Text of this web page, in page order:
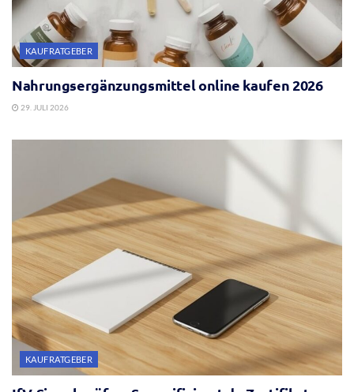
KAUFRATGEBER
Nahrungsergänzungsmittel online kaufen 2026
29. JULI 2026
KAUFRATGEBER